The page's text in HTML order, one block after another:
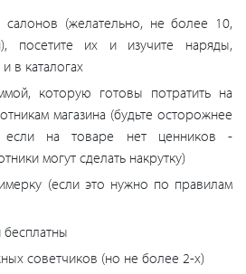
(желательно, не более 10,
посетите их и изучите наряды,
в каталогах
которую готовы потратить на
магазина (будьте осторожнее
если на товаре нет ценников -
могут сделать накрутку)
(если это нужно по правилам
советчиков (но не более 2-х)